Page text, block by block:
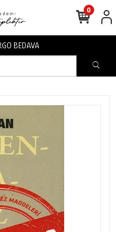
3000 TL VE ÜZERİ KARGO BEDAVA
0